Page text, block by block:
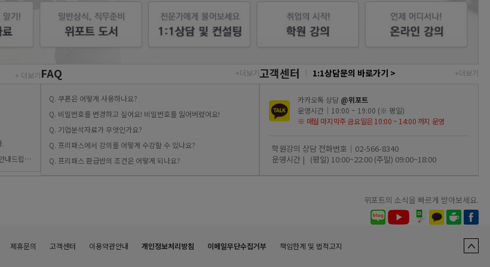
FAQ
Q. 쿠폰은 어떻게 사용하나요?
Q. 비밀번호를 변경하고 싶어요! 비밀번호를 잃어버렸어요!
Q. 기업분석자료가 무엇인가요?
Q. 프리패스에서 강의를 어떻게 수강할 수 있나요?
Q. 프리패스 환급반의 조건은 어떻게 되나요?
+더보기고객센터 1:1상담문의 바로가기 >
카카오톡 상담 @위포트
운영시간｜10:00 ~ 19:00 (※ 평일)
※ 매월 마지막주 금요일은 10:00 ~ 14:00 까지 운영
학원강의 상담 전화번호｜02-566-8340
운영시간 | (평일) 10:00~22:00 (주말) 09:00~18:00
+더보기
위포트의 소식을 빠르게 받아보세요.
제휴문의 고객센터 이용약관안내 개인정보처리방침 이메일무단수집거부 책임한계 및 법적고지